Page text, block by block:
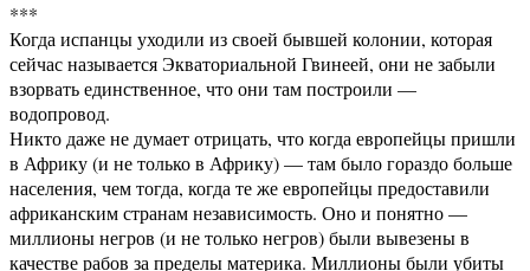
***
Когда испанцы уходили из своей бывшей колонии, которая
сейчас называется Экваториальной Гвинеей, они не забыли
взорвать единственное, что они там построили —
водопровод.
Никто даже не думает отрицать, что когда европейцы пришли
в Африку (и не только в Африку) — там было гораздо больше
населения, чем тогда, когда те же европейцы предоставили
африканским странам независимость. Оно и понятно —
миллионы негров (и не только негров) были вывезены в
качестве рабов за пределы материка. Миллионы были убиты